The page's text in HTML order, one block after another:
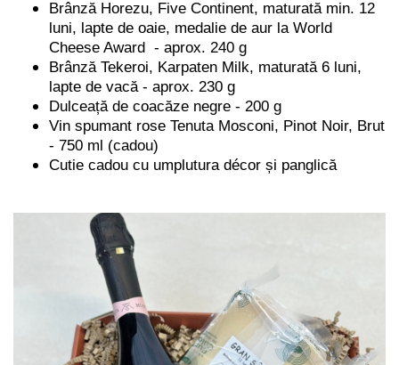
Brânză Horezu, Five Continent, maturată min. 12
luni, lapte de oaie, medalie de aur la World
Cheese Award - aprox. 240 g
Brânză Tekeroi, Karpaten Milk, maturată 6 luni,
lapte de vacă - aprox. 230 g
Dulceață de coacăze negre - 200 g
Vin spumant rose Tenuta Mosconi, Pinot Noir, Brut
- 750 ml (cadou)
Cutie cadou cu umplutura décor și panglică